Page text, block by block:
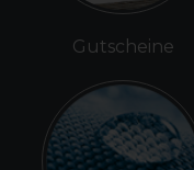
Gutscheine